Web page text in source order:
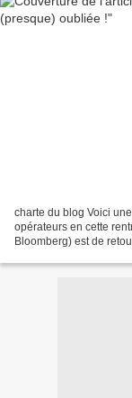
charte du blog Voici
opérateurs en cette
Bloomberg) est de